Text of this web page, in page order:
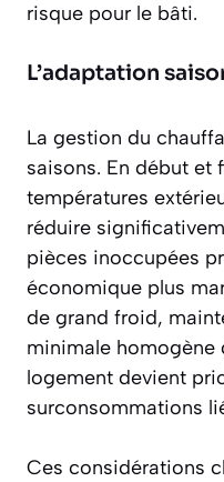
risque pour le bâti.
L’adaptation
La gestion du
saisons. En début et
températures
réduire
pièces inoccupées
économique plus
de grand froid,
minimale homogène
logement devient
surconsommations
Ces considérations